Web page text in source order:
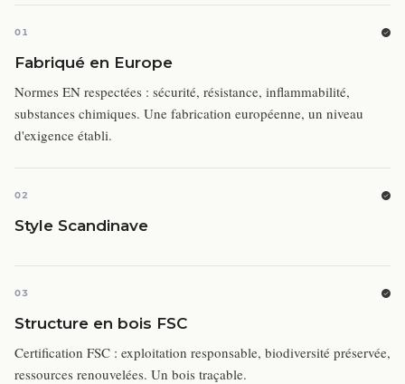
01
Fabriqué en Europe
Normes EN respectées : sécurité, résistance, inflammabilité,
substances chimiques. Une fabrication européenne, un niveau
d'exigence établi.
02
Style Scandinave
03
Structure en bois FSC
Certification FSC : exploitation responsable, biodiversité préservée,
ressources renouvelées. Un bois traçable.